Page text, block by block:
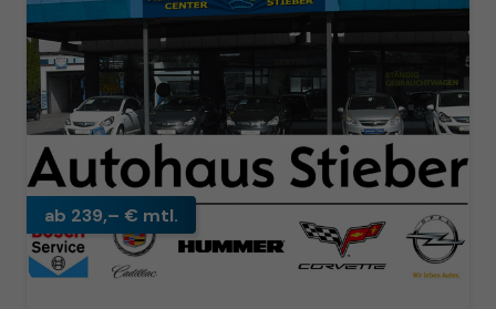
ab 239,– € mtl.